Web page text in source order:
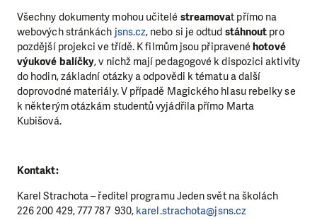
Všechny dokumenty mohou učitelé streamovat přímo na
webových stránkách jsns.cz, nebo si je odtud stáhnout pro
pozdější projekci ve třídě. K filmům jsou připravenéhotové
výukové balíčky, v nichž mají pedagogové k dispozici aktivity
do hodin, základní otázky a odpovědi k tématu a další
doprovodné materiály. V případě Magického hlasu rebelky se
k některým otázkám studentů vyjádřila přímo Marta
Kubišová.
Kontakt:
Karel Strachota – ředitel programu Jeden svět na školách
226 200 429, 777 787 930, karel.strachota@jsns.cz
bez Vaší podpory. Ať už se nám rozhodnete pomoci
jedním darem nebo se stanete pravidelným dárcem